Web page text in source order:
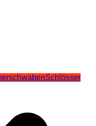
Schlösser